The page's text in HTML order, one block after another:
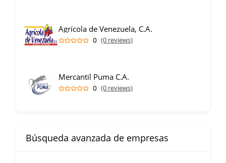
Agrícola de Venezuela, C.A.
0 (0 reviews)
Mercantil Puma C.A.
0 (0 reviews)
Búsqueda avanzada de empresas